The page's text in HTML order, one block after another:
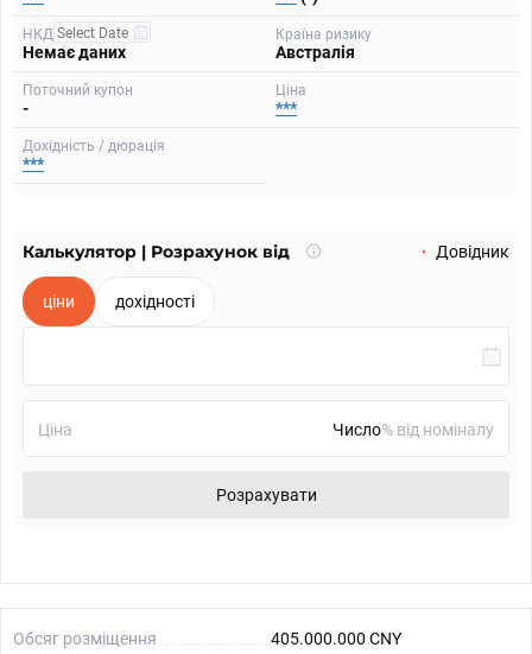
НКД
Немає даних
Країна ризику
Австралія
Поточний купон
-
Ціна
***
Дохідність / дюрація
***
Калькулятор | Розрахунок від
Що
Довідник
ціни дохідності
Ціна % від номіналу
Розрахувати
Обсяг розміщення
405.000.000 CNY